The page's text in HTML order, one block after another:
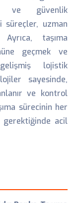
ve güvenlik
süreçler, uzman
taşıma
geçmek ve
lojistik
sayesinde,
ve kontrol
sürecinin her
gerektiğinde acil